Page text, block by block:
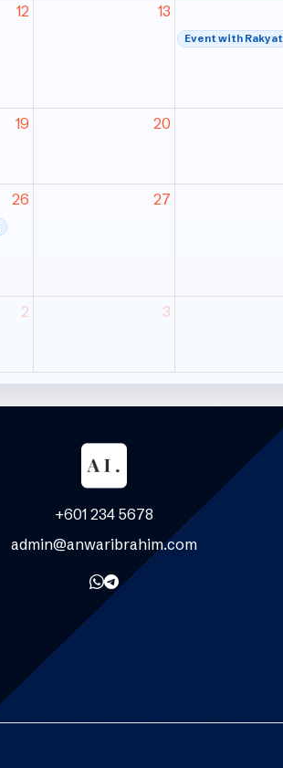
12 13
Event with Rakyat
19 20
26 27
2 3
+601 234 5678
admin@anwaribrahim.com